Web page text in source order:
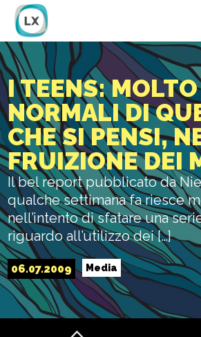
I TEENS:
NORMALI DI
CHE SI PENSI,
FRUIZIONE DEI
Il bel report pubblicato da
qualche settimana fa riesce
nell’intento di sfatare una
riguardo all’utilizzo dei […]
06.07.2009 Media